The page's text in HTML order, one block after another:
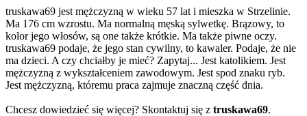
truskawa69 jest mężczyzną w wieku 57 lat i mieszka w Strzelinie.
Ma 176 cm wzrostu. Ma normalną męską sylwetkę. Brązowy, to
kolor jego włosów, są one także krótkie. Ma także piwne oczy.
truskawa69 podaje, że jego stan cywilny, to kawaler. Podaje, że nie
ma dzieci. A czy chciałby je mieć? Zapytaj... Jest katolikiem. Jest
mężczyzną z wykształceniem zawodowym. Jest spod znaku ryb.
Jest mężczyzną, któremu praca zajmuje znaczną część dnia.
Chcesz dowiedzieć się więcej? Skontaktuj się z truskawa69.